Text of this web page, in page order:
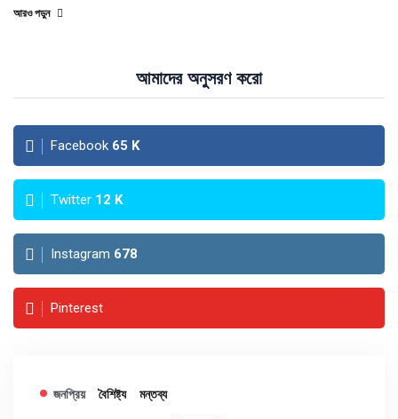
আরও পড়ুন
আমাদের অনুসরণ করো
Facebook 65 K
Twitter 12 K
Instagram 678
Pinterest
জনপ্রিয় বৈশিষ্ট্য মন্তব্য